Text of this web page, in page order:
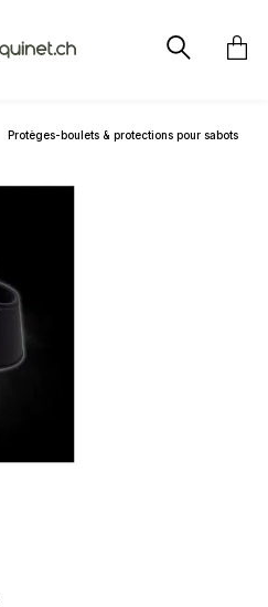
Protèges-boulets & protections pour sabots